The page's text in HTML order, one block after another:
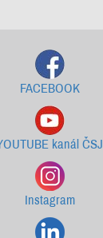
FACEBOOK
kanál ČSJ
Instagram